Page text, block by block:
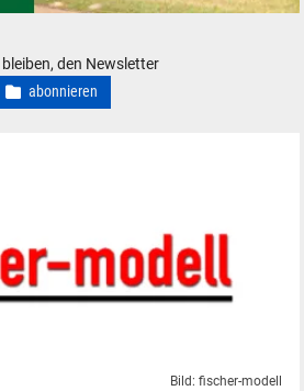
den Newsletter
abonnieren
Bild: fischer-modell